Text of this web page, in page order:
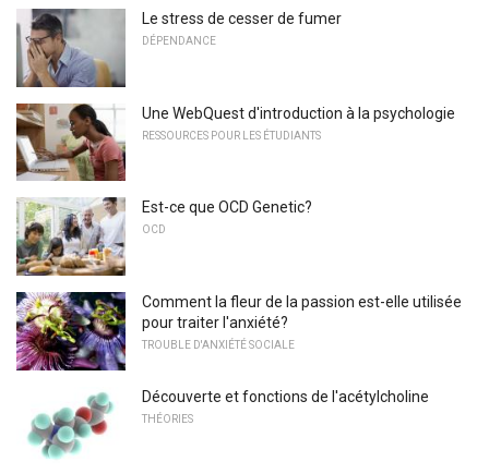
Le stress de cesser de fumer
DÉPENDANCE
Une WebQuest d'introduction à la psychologie
RESSOURCES POUR LES ÉTUDIANTS
Est-ce que OCD Genetic?
OCD
Comment la fleur de la passion est-elle utilisée
pour traiter l'anxiété?
TROUBLE D'ANXIÉTÉ SOCIALE
Découverte et fonctions de l'acétylcholine
THÉORIES